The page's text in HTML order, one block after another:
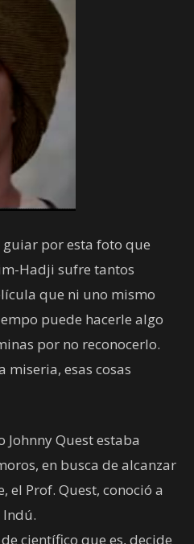
por esta foto que
Hadji sufre tantos
que ni uno mismo
puede hacerle algo
por no reconocerlo.
miseria, esas cosas
Johnny Quest estaba
en busca de alcanzar
el Prof. Quest, conoció a
Indú.
científico que es, decide